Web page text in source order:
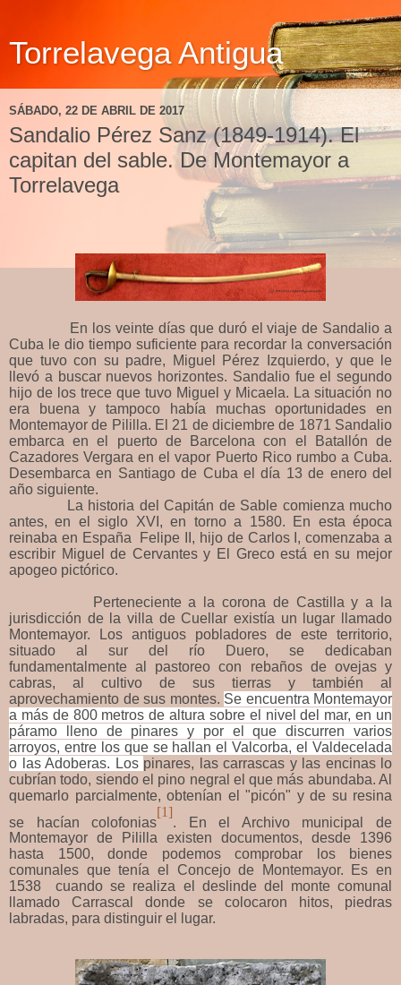
Torrelavega Antigua
SÁBADO, 22 DE ABRIL DE 2017
Sandalio Pérez Sanz (1849-1914). El
capitan del sable. De Montemayor a
Torrelavega
En los veinte días que duró el viaje de Sandalio a
Cuba le dio tiempo suficiente para recordar la conversación
que tuvo con su padre, Miguel Pérez Izquierdo, y que le
llevó a buscar nuevos horizontes. Sandalio fue el segundo
hijo de los trece que tuvo Miguel y Micaela. La situación no
era buena y tampoco había muchas oportunidades en
Montemayor de Pililla. El 21 de diciembre de 1871 Sandalio
embarca en el puerto de Barcelona con el Batallón de
Cazadores Vergara en el vapor Puerto Rico rumbo a Cuba.
Desembarca en Santiago de Cuba el día 13 de enero del
año siguiente.
La historia del Capitán de Sable comienza mucho
antes, en el siglo XVI, en torno a 1580. En esta época
reinaba en España Felipe II, hijo de Carlos I, comenzaba a
escribir Miguel de Cervantes y El Greco está en su mejor
apogeo pictórico.
Perteneciente a la corona de Castilla y a la
jurisdicción de la villa de Cuellar existía un lugar llamado
Montemayor.
Los antiguos pobladores de este territorio,
situado al sur del río Duero, se dedicaban
fundamentalmente al pastoreo con rebaños de ovejas y
cabras, al cultivo de sus tierras y también al
aprovechamiento de sus montes. Se encuentra Montemayor
a más de 800 metros de altura sobre el nivel del mar, en un
páramo lleno de pinares y por el que discurren varios
arroyos, entre los que se hallan el Valcorba, el Valdecelada
o las Adoberas. Los pinares, las carrascas y las encinas lo
cubrían todo, siendo el pino negral el que más abundaba. Al
quemarlo parcialmente, obtenían el "picón" y de su resina
se hacían colofonias
[1]
. En el Archivo municipal de
Montemayor de Pililla existen documentos, desde 1396
hasta 1500, donde podemos comprobar los bienes
comunales que tenía el Concejo de Montemayor. Es en
1538 cuando se realiza el deslinde del monte comunal
llamado Carrascal donde se colocaron hitos, piedras
labradas, para distinguir el lugar.